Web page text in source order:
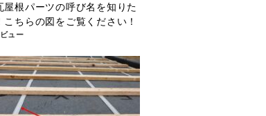
屋根パーツの呼び名を知りた
こちらの図をご覧ください！
ュー